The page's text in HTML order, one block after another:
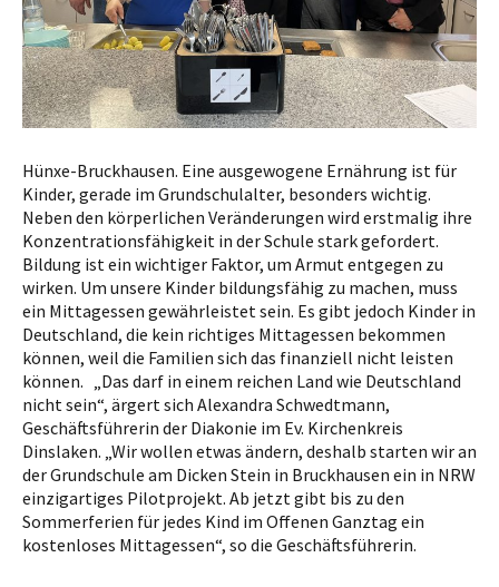
Hünxe-Bruckhausen. Eine ausgewogene Ernährung ist für
Kinder, gerade im Grundschulalter, besonders wichtig.
Neben den körperlichen Veränderungen wird erstmalig ihre
Konzentrationsfähigkeit in der Schule stark gefordert.
Bildung ist ein wichtiger Faktor, um Armut entgegen zu
wirken. Um unsere Kinder bildungsfähig zu machen, muss
ein Mittagessen gewährleistet sein. Es gibt jedoch Kinder in
Deutschland, die kein richtiges Mittagessen bekommen
können, weil die Familien sich das finanziell nicht leisten
können. „Das darf in einem reichen Land wie Deutschland
nicht sein“, ärgert sich Alexandra Schwedtmann,
Geschäftsführerin der Diakonie im Ev. Kirchenkreis
Dinslaken. „Wir wollen etwas ändern, deshalb starten wir an
der Grundschule am Dicken Stein in Bruckhausen ein in NRW
einzigartiges Pilotprojekt. Ab jetzt gibt bis zu den
Sommerferien für jedes Kind im Offenen Ganztag ein
kostenloses Mittagessen“, so die Geschäftsführerin.